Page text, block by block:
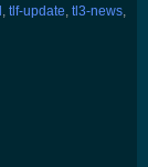
, tlf-update, tl3-news,